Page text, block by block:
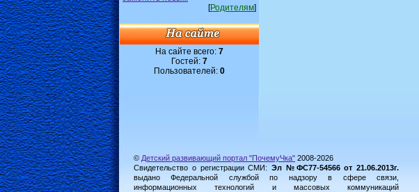
[Родителям]
На сайте всего: 7
Гостей: 7
Пользователей: 0
© Детский развивающий портал "ПочемуЧка" 2008-2026
Свидетельство о регистрации СМИ: Эл №ФС77-54566 от 21.06.2013г.
выдано Федеральной службой по надзору в сфере связи,
информационных технологий и массовых коммуникаций